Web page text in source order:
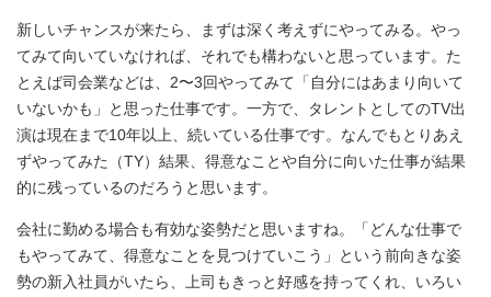
新しいチャンスが来たら、まずは深く考えずにやってみる。やっ
てみて向いていなければ、それでも構わないと思っています。た
とえば司会業などは、2〜3回やってみて「自分にはあまり向いて
いないかも」と思った仕事です。一方で、タレントとしてのTV出
演は現在まで10年以上、続いている仕事です。なんでもとりあえ
ずやってみた（TY）結果、得意なことや自分に向いた仕事が結果
的に残っているのだろうと思います。
会社に勤める場合も有効な姿勢だと思いますね。「どんな仕事で
もやってみて、得意なことを見つけていこう」という前向きな姿
勢の新入社員がいたら、上司もきっと好感を持ってくれ、いろい